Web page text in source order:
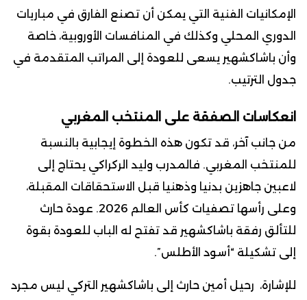
الإمكانيات الفنية التي يمكن أن تصنع الفارق في مباريات
الدوري المحلي وكذلك في المنافسات الأوروبية، خاصة
وأن باشاكشهير يسعى للعودة إلى المراتب المتقدمة في
جدول الترتيب.
انعكاسات الصفقة على المنتخب المغربي
من جانب آخر، قد تكون هذه الخطوة إيجابية بالنسبة
للمنتخب المغربي. فالمدرب وليد الركراكي يحتاج إلى
لاعبين جاهزين بدنيا وذهنيا قبل الاستحقاقات المقبلة،
وعلى رأسها تصفيات كأس العالم 2026. عودة حارث
للتألق رفقة باشاكشهير قد تفتح له الباب للعودة بقوة
إلى تشكيلة “أسود الأطلس”.
للإشارة، رحيل أمين حارث إلى باشاكشهير التركي ليس مجرد